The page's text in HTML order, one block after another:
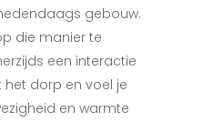
gebouw.
die manier te
een interactie
dorp en voel je
en warmte